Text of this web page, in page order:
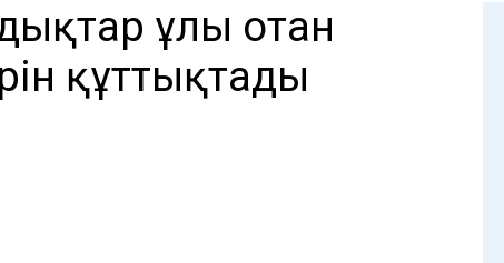
ұлы отан
құттықтады